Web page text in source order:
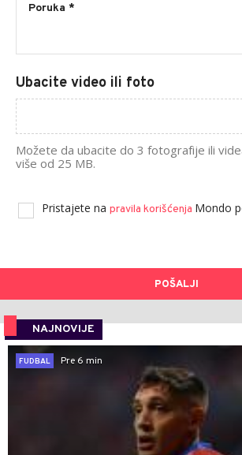
Ubacite video ili foto
Možete da ubacite do 3 fotografije ili
više od 25 MB.
Pristajete na pravila korišćenja Mondo
POŠALJI
NAJNOVIJE
FUDBAL
Pre 6 min